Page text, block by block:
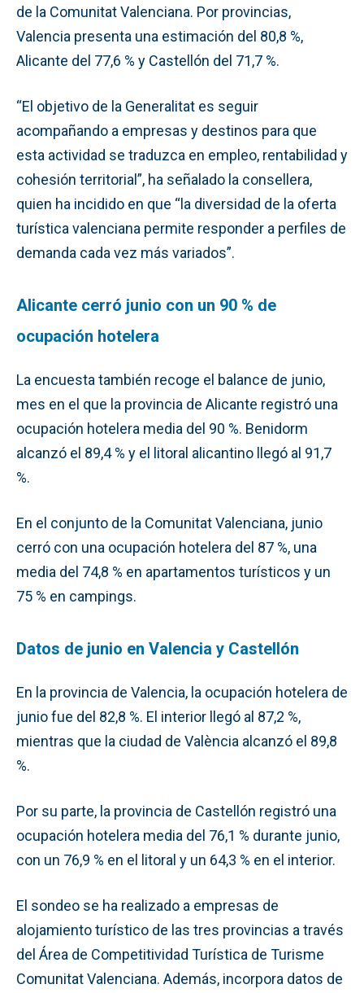
de la Comunitat Valenciana. Por provincias,
Valencia presenta una estimación del 80,8 %,
Alicante del 77,6 % y Castellón del 71,7 %.
“El objetivo de la Generalitat es seguir
acompañando a empresas y destinos para que
esta actividad se traduzca en empleo, rentabilidad y
cohesión territorial”, ha señalado la consellera,
quien ha incidido en que “la diversidad de la oferta
turística valenciana permite responder a perfiles de
demanda cada vez más variados”.
Alicante cerró junio con un 90 % de
ocupación hotelera
La encuesta también recoge el balance de junio,
mes en el que la provincia de Alicante registró una
ocupación hotelera media del 90 %. Benidorm
alcanzó el 89,4 % y el litoral alicantino llegó al 91,7
%.
En el conjunto de la Comunitat Valenciana, junio
cerró con una ocupación hotelera del 87 %, una
media del 74,8 % en apartamentos turísticos y un
75 % en campings.
Datos de junio en Valencia y Castellón
En la provincia de Valencia, la ocupación hotelera de
junio fue del 82,8 %. El interior llegó al 87,2 %,
mientras que la ciudad de València alcanzó el 89,8
%.
Por su parte, la provincia de Castellón registró una
ocupación hotelera media del 76,1 % durante junio,
con un 76,9 % en el litoral y un 64,3 % en el interior.
El sondeo se ha realizado a empresas de
alojamiento turístico de las tres provincias a través
del Área de Competitividad Turística de Turisme
Comunitat Valenciana. Además, incorpora datos de